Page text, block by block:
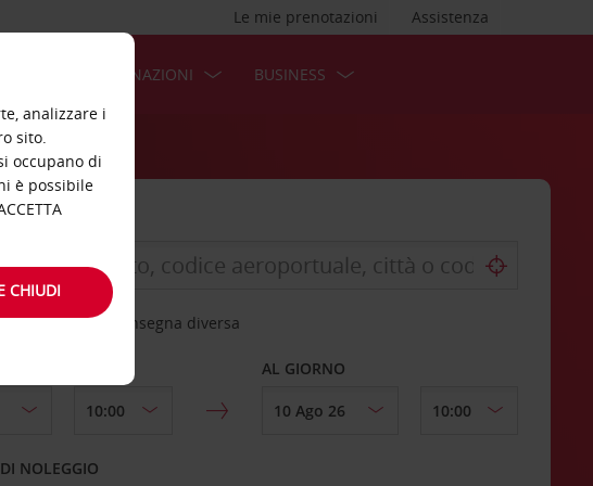
Assistenza
Le mie prenotazioni
DESTINAZIONI BUSINESS
località di riconsegna diversa
AL GIORNO
NOLEGGIO
analizzare i
sito.
occupano di
è possibile
CHIUDI